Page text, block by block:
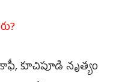
కూచిపూడి నృత్యం